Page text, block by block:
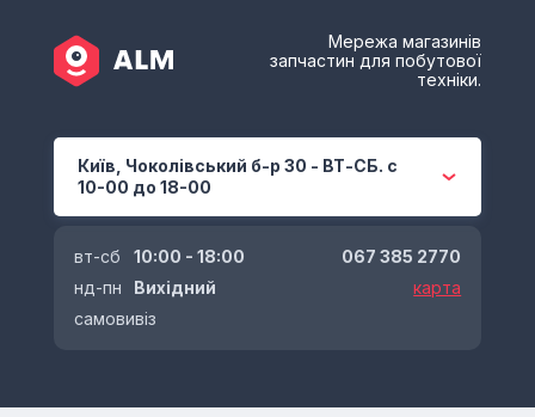
Мережа магазинів
запчастин для побутової
техніки.
Київ, Чоколівський б-р 30 - ВТ-СБ. с
10-00 до 18-00
вт-сб
10:00 - 18:00
нд-пн
Вихідний
самовивіз
067 385 2770
карта